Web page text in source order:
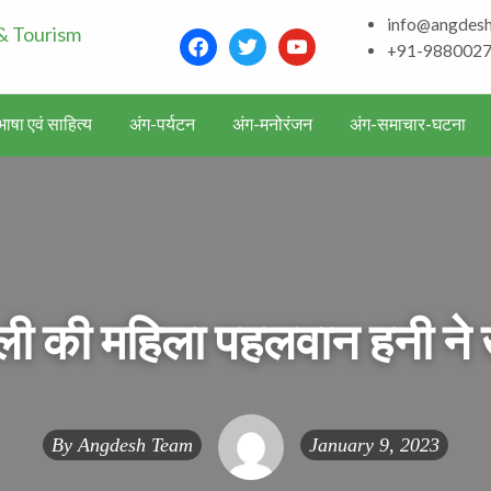
Bhagalpur and
Literature &
facebooktwitteryoutube
+91-
एवं साहित्य अंग-पर्यटन अंग-मनोरंजन अंग-समाचार-घटना
की महिला पहलवान हनी
By Angdesh Team January 9, 2023